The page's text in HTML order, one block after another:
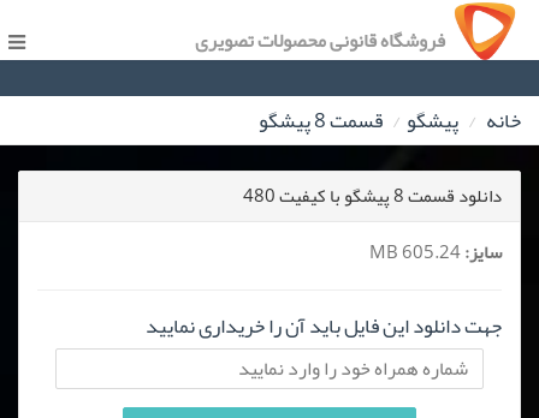
فروشگاه قانونی محصولات تصویری
خانه پیشگو قسمت 8 پیشگو
دانلود قسمت 8 پیشگو با کیفیت 480
سایز:
جهت دانلود این فایل باید آن را خریداری نمایید